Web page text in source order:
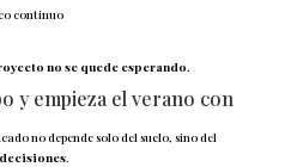
continuo
no se quede esperando.
y empieza el verano con
no depende solo del suelo, sino del
.